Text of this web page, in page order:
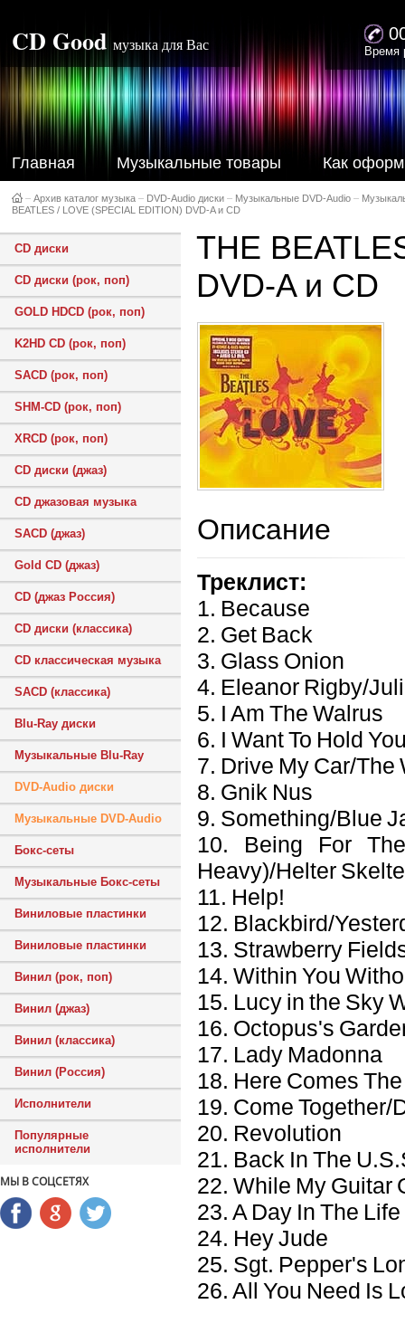
CD Good музыка для Вас Время
Главная Музыкальные товары Как
– Архив каталог музыка – DVD-Audio диски – Музыкальные DVD-Audio –
BEATLES / LOVE (SPECIAL EDITION) DVD-A и CD
CD диски
CD диски (рок, поп)
GOLD HDCD (рок, поп)
K2HD CD (рок, поп)
SACD (рок, поп)
SHM-CD (рок, поп)
XRCD (рок, поп)
CD диски (джаз)
CD джазовая музыка
SACD (джаз)
Gold CD (джаз)
CD (джаз Россия)
CD диски (классика)
CD классическая музыка
SACD (классика)
Blu-Ray диски
Музыкальные Blu-Ray
DVD-Audio диски
Музыкальные DVD-Audio
Бокс-сеты
Музыкальные Бокс-сеты
Виниловые пластинки
Виниловые пластинки
Винил (рок, поп)
Винил (джаз)
Винил (классика)
Винил (Россия)
Исполнители
Популярные
исполнители
МЫ В СОЦСЕТЯХ
THE
DVD-A и CD
Описание
Треклист:
1. Because
2. Get Back
3. Glass Onion
4. Eleanor Rigby/
5. I Am The Walrus
6. I Want To Hold
7. Drive My Car/The
8. Gnik Nus
9. Something/Blue
10. Being For
Heavy)/Helter
11. Help!
12. Blackbird/
13. Strawberry
14. Within You
15. Lucy in the Sky
16. Octopus's
17. Lady Madonna
18. Here Comes
19. Come Together/
20. Revolution
21. Back In The
22. While My Guitar
23. A Day In The Life
24. Hey Jude
25. Sgt. Pepper's
26. All You Need Is